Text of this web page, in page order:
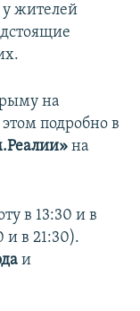
у жителей
на
подробно в
на
в 13:30 и в
и в 21:30).
и